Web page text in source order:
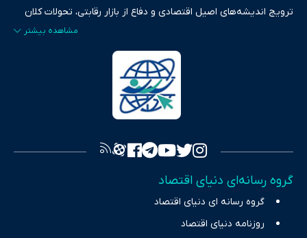
ترویج اندیشه‌های اصیل اقتصادی و دفاع از بازار رقابتی، تحولات کلان
ایران و جهان را در قالب‌های ویدیو، پادکست، متن و گزارش‌های تحلیلی
پایش می‌کند. این رسانه به عنوان منبعی دقیق و قابل اعتماد، فراتر از
اطلاع‌رسانی صرف، به تبیین سیاست‌ها و کارکردهای بازارهای مالی،
سرمایه‌گذاری، تجارت و حوزه‌های نوظهور می‌پردازد. اکوایران با پایبندی
به اصول «انصاف، امانت و صداقت»، بستری برای انعکاس آراء متنوع
تصویری شفاف از واقعیت‌های اقتصادی ارائه دهد. ما در اکوایران با
چالش‌های فقر و بیکاری را جست‌وجو کرده و در کنار تحلیل آمارها،
نیازهای خبری مخاطبان در حوزه‌های اثرگذار بر اقتصاد را با رویکردی
حرفه‌ای و روزآمد پوشش می‌دهیم.
گروه رسانه‌ای دنیای اقتصاد
گروه رسانه ای دنیای اقتصاد
روزنامه دنیای اقتصاد